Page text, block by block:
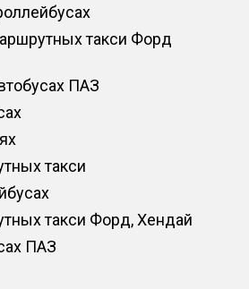
такси Форд
ПАЗ
такси
такси Форд, Хендай
ПАЗ